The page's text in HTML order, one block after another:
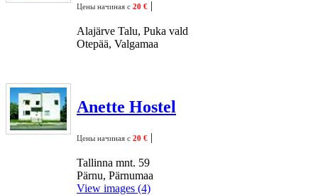
Цены начиная с 20 € |
Alajärve Talu, Puka vald
Otepää, Valgamaa
Anette Hostel
Цены начиная с 20 € |
Tallinna mnt. 59
Pärnu, Pärnumaa
View images (4)